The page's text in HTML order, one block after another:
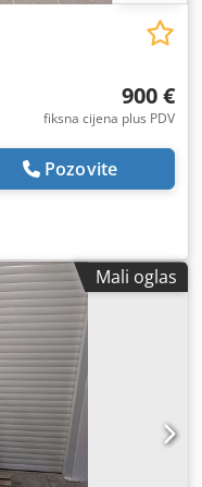
900 €
fiksna cijena plus PDV
Pozovite
Mali oglas